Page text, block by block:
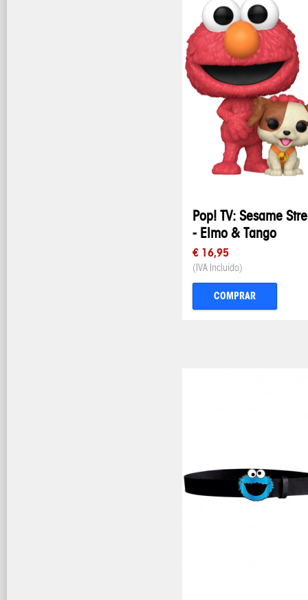
Pop! TV: Sesame
- Elmo & Tango
€ 16,95
(IVA Incluido)
COMPRAR